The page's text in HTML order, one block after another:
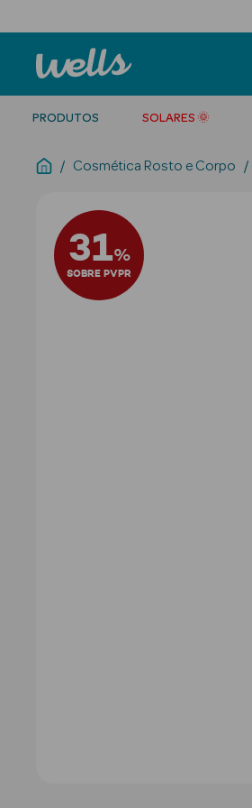
PRODUTOS SOLARES 🌞
Cosmética Rosto e Corpo
31%
SOBRE PVPR